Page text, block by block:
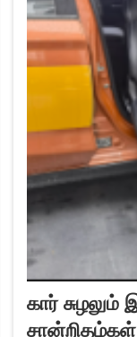
கார் சுழலும்